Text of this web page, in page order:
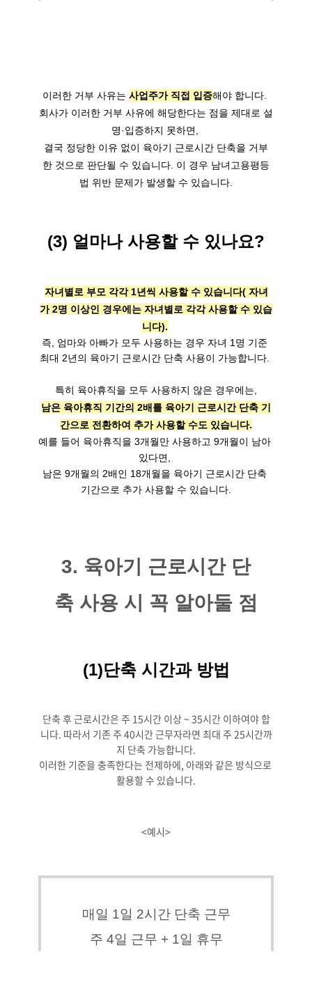
이러한 거부 사유는 사업주가 직접 입증해야 합니다.
회사가 이러한 거부 사유에 해당한다는 점을 제대로 설
명·입증하지 못하면,
결국 정당한 이유 없이 육아기 근로시간 단축을 거부
한 것으로 판단될 수 있습니다. 이 경우 남녀고용평등
법 위반 문제가 발생할 수 있습니다.
(3) 얼마나 사용할 수 있나요?
자녀별로 부모 각각 1년씩 사용할 수 있습니다( 자녀
가 2명 이상인 경우에는 자녀별로 각각 사용할 수 있습
니다).
즉, 엄마와 아빠가 모두 사용하는 경우 자녀 1명 기준
최대 2년의 육아기 근로시간 단축 사용이 가능합니다.
특히 육아휴직을 모두 사용하지 않은 경우에는,
남은 육아휴직 기간의 2배를 육아기 근로시간 단축 기
간으로 전환하여 추가 사용할 수도 있습니다.
예를 들어 육아휴직을 3개월만 사용하고 9개월이 남아
있다면,
남은 9개월의 2배인 18개월을 육아기 근로시간 단축
기간으로 추가 사용할 수 있습니다.
3. 육아기 근로시간 단
축 사용 시 꼭 알아둘 점
(1)단축 시간과 방법
단축 후 근로시간은 주 15시간 이상 ~ 35시간 이하여야 합
니다. 따라서 기존 주 40시간 근무자라면 최대 주 25시간까
지 단축 가능합니다.
이러한 기준을 충족한다는 전제하에, 아래와 같은 방식으로
<예시>
매일 1일 2시간 단축 근무
주 4일 근무 + 1일 휴무